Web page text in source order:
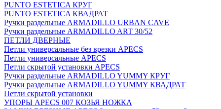
PUNTO ESTETICA КРУГ
PUNTO ESTETICA КВАДРАТ
Ручки раздельные ARMADILLO URBAN CAVE
Ручки раздельные ARMADILLO ART 30/52
ПЕТЛИ ДВЕРНЫЕ
Петли универсальные без врезки APECS
Петли универсальные APECS
Петли скрытой установки APECS
Ручки раздельные ARMADILLO YUMMY КРУГ
Ручки раздельные ARMADILLO YUMMY КВАДРАТ
Петли скрытой установки
УПОРЫ APECS 007 КОЗЬЯ НОЖКА